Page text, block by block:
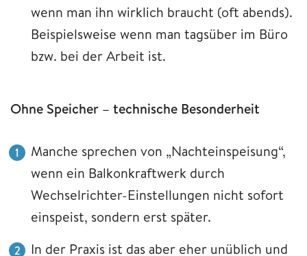
wenn man ihn wirklich braucht (oft abends).
Beispielsweise wenn man tagsüber im Büro
bzw. bei der Arbeit ist.
Ohne Speicher – technische Besonderheit
Manche sprechen von „Nachteinspeisung“,
wenn ein Balkonkraftwerk durch
Wechselrichter-Einstellungen nicht sofort
einspeist, sondern erst später.
In der Praxis ist das aber eher unüblich und